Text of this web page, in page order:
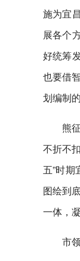
施为宜
展各个
好统筹
也要借
划编制
熊
不折不
五”时
图绘到
一体，
市